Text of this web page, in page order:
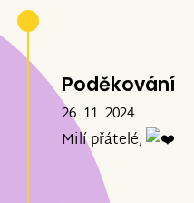
Poděkování
26. 11. 2024
Milí přátelé,